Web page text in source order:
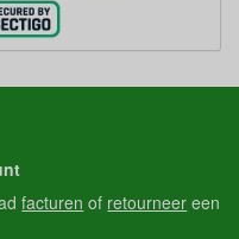
facturen of retourneer een